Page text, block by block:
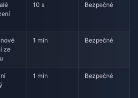
10 s Bezpečné
ze
1 min Bezpečné
1 min Bezpečné